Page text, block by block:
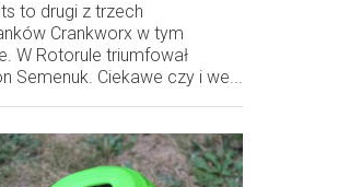
to drugi z trzech
Crankworx w tym
W Rotorule triumfował
Semenuk. Ciekawe czy i we...